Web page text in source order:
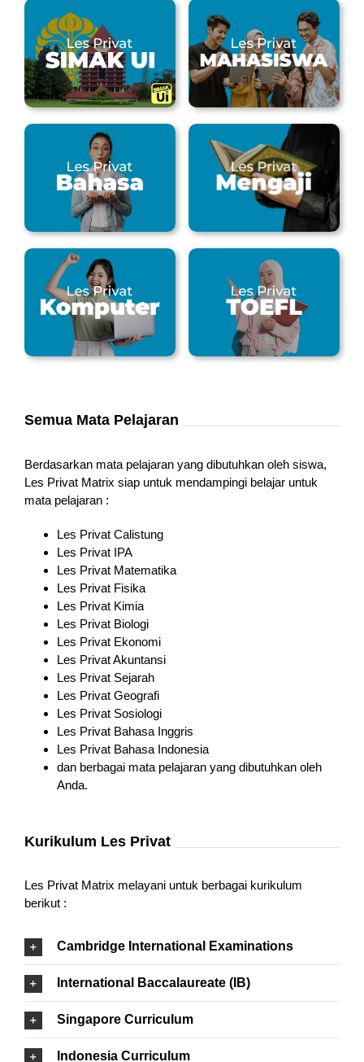
Semua Mata Pelajaran
Berdasarkan mata pelajaran yang dibutuhkan oleh siswa,
Les Privat Matrix siap untuk mendampingi belajar untuk
mata pelajaran :
Les Privat Calistung
Les Privat IPA
Les Privat Matematika
Les Privat Fisika
Les Privat Kimia
Les Privat Biologi
Les Privat Ekonomi
Les Privat Akuntansi
Les Privat Sejarah
Les Privat Geografi
Les Privat Sosiologi
Les Privat Bahasa Inggris
Les Privat Bahasa Indonesia
dan berbagai mata pelajaran yang dibutuhkan oleh
Anda.
Kurikulum Les Privat
Les Privat Matrix melayani untuk berbagai kurikulum
berikut :
Cambridge International Examinations
International Baccalaureate (IB)
Singapore Curriculum
Indonesia Curriculum